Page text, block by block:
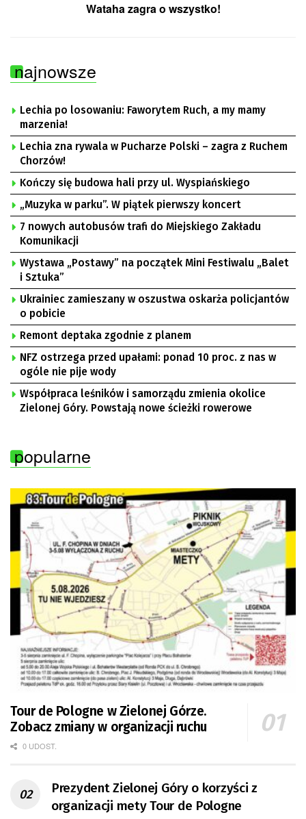
Wataha zagra o wszystko!
najnowsze
Lechia po losowaniu: Faworytem Ruch, a my mamy
marzenia!
Lechia zna rywala w Pucharze Polski – zagra z Ruchem
Chorzów!
Kończy się budowa hali przy ul. Wyspiańskiego
„Muzyka w parku”. W piątek pierwszy koncert
7 nowych autobusów trafi do Miejskiego Zakładu
Komunikacji
Wystawa „Postawy” na początek Mini Festiwalu „Balet
i Sztuka”
Ukrainiec zamieszany w oszustwa oskarża policjantów
o pobicie
Remont deptaka zgodnie z planem
NFZ ostrzega przed upałami: ponad 10 proc. z nas w
ogóle nie pije wody
Współpraca leśników i samorządu zmienia okolice
Zielonej Góry. Powstają nowe ścieżki rowerowe
popularne
Tour de Pologne w Zielonej Górze.
Zobacz zmiany w organizacji ruchu
0 UDOST.
Prezydent Zielonej Góry o korzyści z
organizacji mety Tour de Pologne